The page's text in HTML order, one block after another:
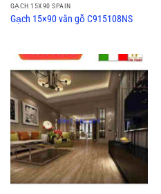
GẠCH 15X90 SPAIN
Gạch 15×90 vân gỗ C915108NS